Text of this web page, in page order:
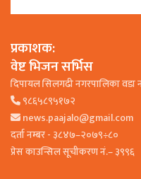
प्रकाशक:
वेष्ट भिजन सर्भिस
दिपायल सिलगढी नगरपालिका वडा
९८६५८९५१७२
news.paajalo@gmail.com
दर्ता नम्बर - ३८४७–२०७९÷८०
प्रेस काउन्सिल सूचीकरण नं.– ३९९६